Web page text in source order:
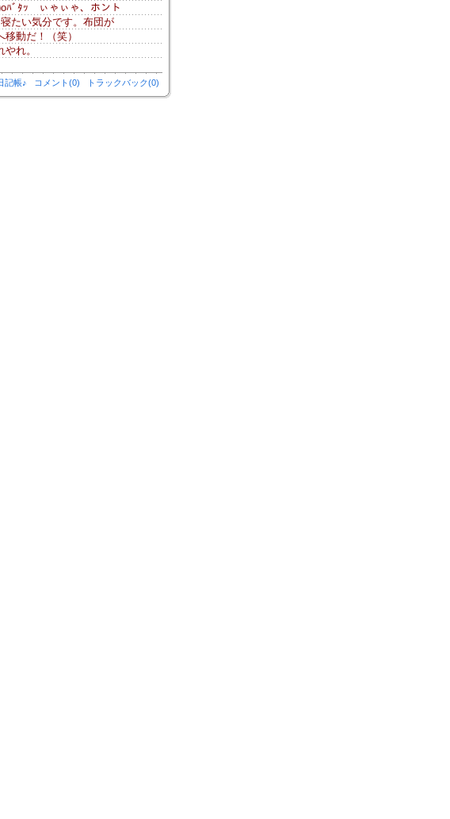
ﾊﾞﾀｯ ぃゃぃゃ、ホント
たい気分です。布団が
動だ！（笑）
れ。
記帳♪ コメント(0) トラックバック(0)